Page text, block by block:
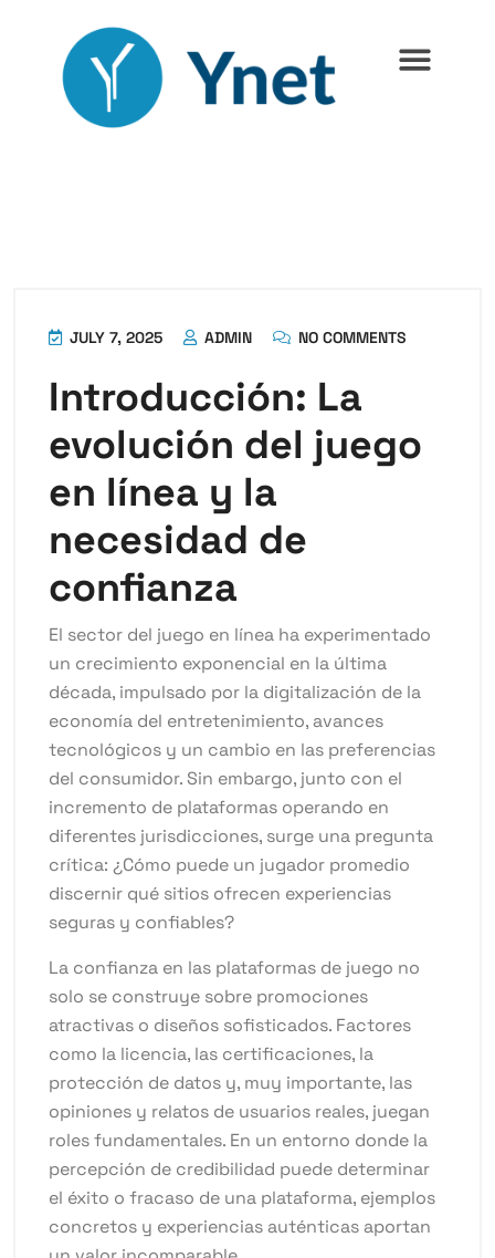
JULY 7, 2025 ADMIN NO COMMENTS
Introducción: La
evolución del juego
en línea y la
necesidad de
confianza
El sector del juego en línea ha experimentado
un crecimiento exponencial en la última
década, impulsado por la digitalización de la
economía del entretenimiento, avances
tecnológicos y un cambio en las preferencias
del consumidor. Sin embargo, junto con el
incremento de plataformas operando en
diferentes jurisdicciones, surge una pregunta
crítica: ¿Cómo puede un jugador promedio
discernir qué sitios ofrecen experiencias
seguras y confiables?
La confianza en las plataformas de juego no
solo se construye sobre promociones
atractivas o diseños sofisticados. Factores
como la licencia, las certificaciones, la
protección de datos y, muy importante, las
opiniones y relatos de usuarios reales, juegan
roles fundamentales. En un entorno donde la
percepción de credibilidad puede determinar
el éxito o fracaso de una plataforma, ejemplos
concretos y experiencias auténticas aportan